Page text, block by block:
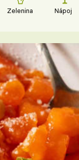
Zelenina Nápoje